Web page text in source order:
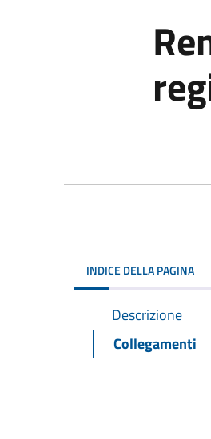
INDICE DELLA PAGINA
Descrizione
Collegamenti